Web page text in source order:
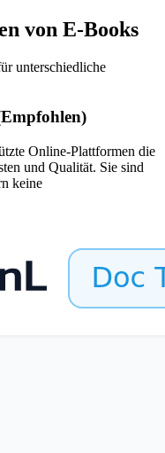
von E-Books
unterschiedliche
Online-Plattformen die
und Qualität. Sie sind
keine